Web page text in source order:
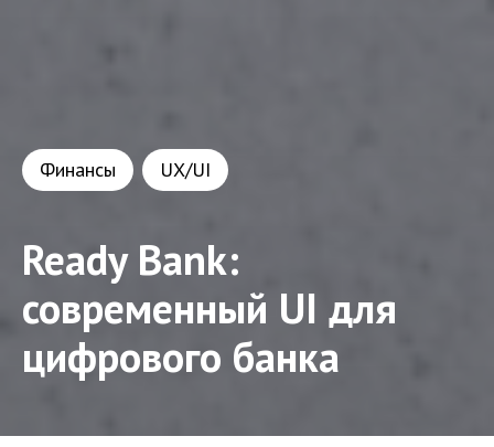
Финансы UX/UI
Ready Bank:
современный UI для
цифрового банка